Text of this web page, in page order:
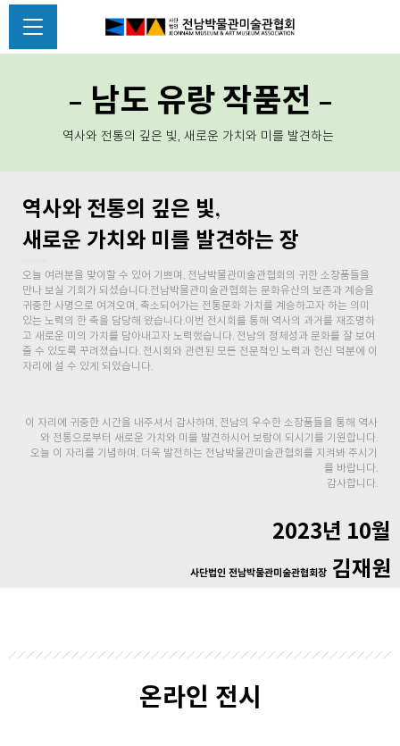
- 남도 유랑 작품전 -
역사와 전통의 깊은 빛, 새로운 가치와 미를 발견하는
역사와 전통의 깊은 빛,
새로운 가치와 미를 발견하는 장
오늘 여러분을 맞이할 수 있어 기쁘며, 전남박물관미술관협회의 귀한 소장품들을
만나 보실 기회가 되셨습니다.전남박물관미술관협회는 문화유산의 보존과 계승을
귀중한 사명으로 여겨오며, 축소되어가는 전통문화 가치를 계승하고자 하는 의미
있는 노력의 한 축을 담당해 왔습니다.이번 전시회를 통해 역사의 과거를 재조명하
고 새로운 미의 가치를 담아내고자 노력했습니다. 전남의 정체성과 문화를 잘 보여
줄 수 있도록 꾸려졌습니다. 전시회와 관련된 모든 전문적인 노력과 헌신 덕분에 이
자리에 설 수 있게 되었습니다.
이 자리에 귀중한 시간을 내주셔서 감사하며, 전남의 우수한 소장품들을 통해 역사
와 전통으로부터 새로운 가치와 미를 발견하시어 보람이 되시기를 기원합니다.
오늘 이 자리를 기념하며, 더욱 발전하는 전남박물관미술관협회를 지켜봐 주시기
를 바랍니다.
감사합니다.
2023년 10월
사단법인 전남박물관미술관협회장 김재원
온라인 전시